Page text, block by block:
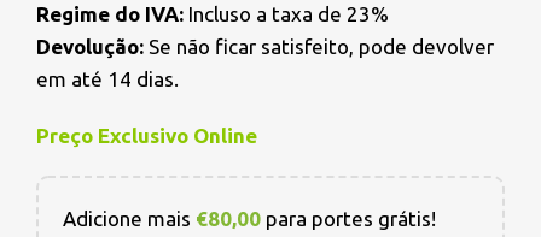
Regime do IVA: Incluso a taxa de 23%
Devolução: Se não ficar satisfeito, pode devolver
em até 14 dias.
Preço Exclusivo Online
Adicione mais €80,00 para portes grátis!